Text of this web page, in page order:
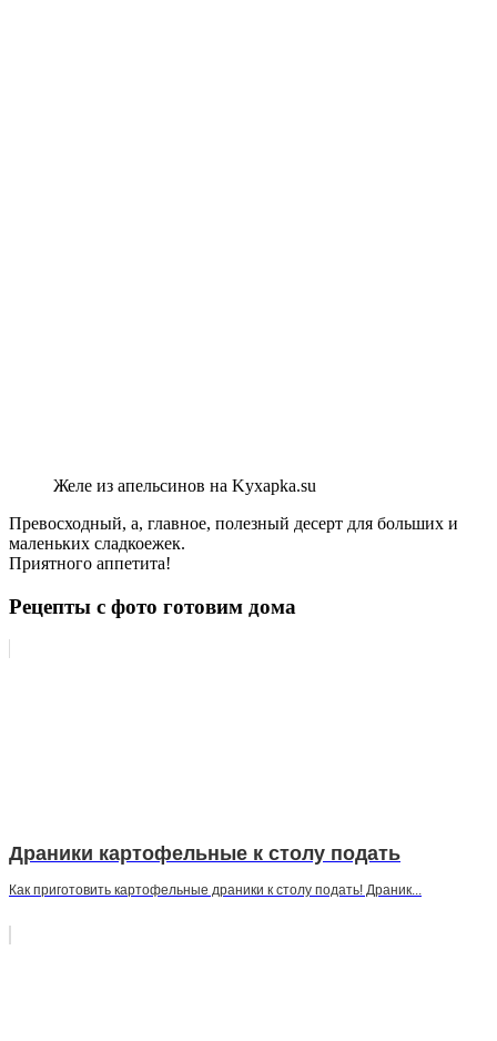
Желе из апельсинов на Kyxapka.su
Превосходный, а, главное, полезный десерт для больших и
маленьких сладкоежек.
Приятного аппетита!
Рецепты с фото готовим дома
Драники картофельные к столу подать
Как приготовить картофельные драники к столу подать! Драник...